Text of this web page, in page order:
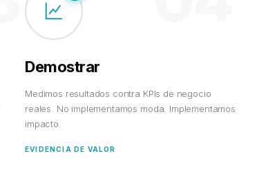
Demostrar
Medimos resultados contra KPIs de negocio
reales. No implementamos moda. Implementamos
impacto.
EVIDENCIA DE VALOR